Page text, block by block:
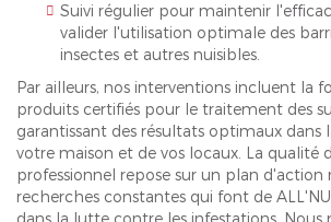
Suivi régulier pour maintenir
valider l'utilisation optimale des
insectes et autres nuisibles.
Par ailleurs, nos interventions incluent la
produits certifiés pour le traitement des
garantissant des résultats optimaux dans
votre maison et de vos locaux. La qualité
professionnel repose sur un plan d'action
recherches constantes qui font de